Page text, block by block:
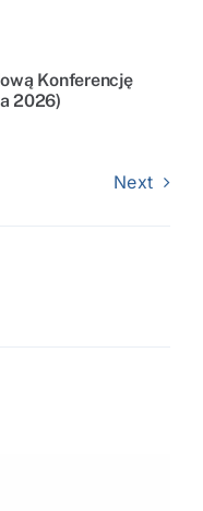
Konferencję
2026)
Next